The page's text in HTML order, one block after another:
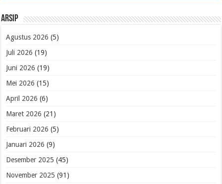
Arsip
Agustus 2026 (5)
Juli 2026 (19)
Juni 2026 (19)
Mei 2026 (15)
April 2026 (6)
Maret 2026 (21)
Februari 2026 (5)
Januari 2026 (9)
Desember 2025 (45)
November 2025 (91)